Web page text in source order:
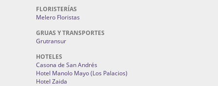
FLORISTERÍAS
Melero Floristas
GRUAS Y TRANSPORTES
Grutransur
HOTELES
Casona de San Andrés
Hotel Manolo Mayo (Los Palacios)
Hotel Zaida